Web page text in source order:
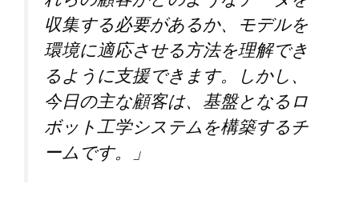
収集する必要があるか、モデルを
環境に適応させる方法を理解でき
るように支援できます。しかし、
今日の主な顧客は、基盤となるロ
ボット工学システムを構築するチ
ームです。」